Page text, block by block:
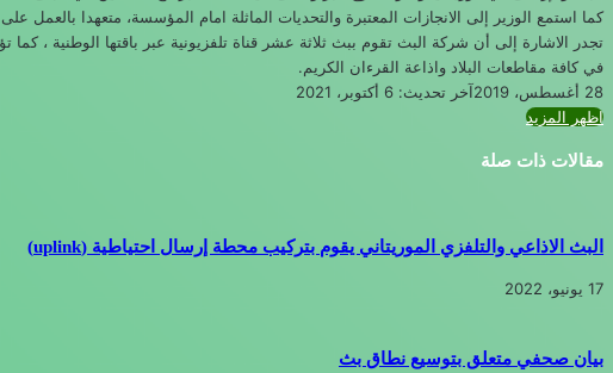
كما استمع الوزير إلى الانجازات المعتبرة والتحديات الماثلة امام المؤسسة، متعهدا بالعمل
تجدر الاشارة إلى أن شركة البث تقوم ببث ثلاثة عشر قناة تلفزيونية عبر باقتها الوطنية ، كما
في كافة مقاطعات البلاد واذاعة القرءان الكريم.
28 أغسطس، 2019
آخر تحديث: 6 أكتوبر، 2021
فيسبوك
تويتر
لينكدإن
واتساب
تيلقرام
مشاركة
البريد
طباعة
اظهر المزيد
مقالات ذات صلة
البث الاذاعي والتلفزي الموريتاني يقوم بتركيب محطة إرسال احتياطية (uplink)
17 يونيو، 2022
بيان صحفي متعلق بتوسيع نطاق بث